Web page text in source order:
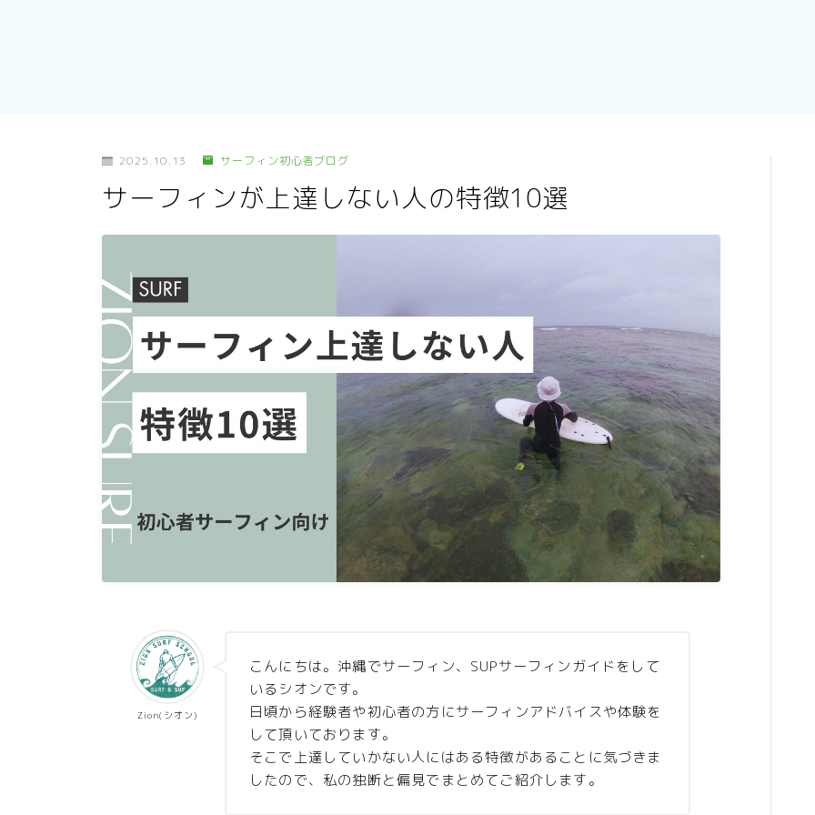
2025.10.13 サーフィン初心者ブログ
サーフィンが上達しない人の特徴10選
Zion(シオン)
こんにちは。沖縄でサーフィン、SUPサーフィンガイドをして
いるシオンです。
日頃から経験者や初心者の方にサーフィンアドバイスや体験を
して頂いております。
そこで上達していかない人にはある特徴があることに気づきま
したので、私の独断と偏見でまとめてご紹介します。